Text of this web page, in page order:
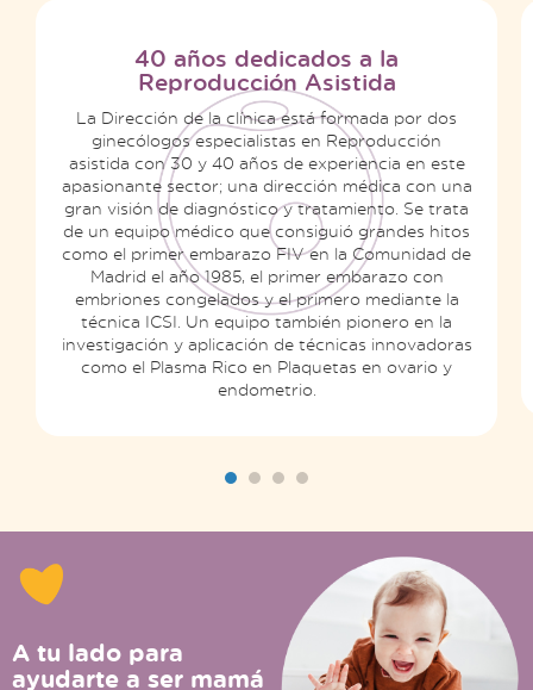
40 años dedicados a la
Reproducción Asistida
La Dirección de la clínica está formada por dos
ginecólogos especialistas en Reproducción
asistida con 30 y 40 años de experiencia en este
apasionante sector; una dirección médica con una
gran visión de diagnóstico y tratamiento. Se trata
de un equipo médico que consiguió grandes hitos
como el primer embarazo FIV en la Comunidad de
Madrid el año 1985, el primer embarazo con
embriones congelados y el primero mediante la
técnica ICSI. Un equipo también pionero en la
investigación y aplicación de técnicas innovadoras
como el Plasma Rico en Plaquetas en ovario y
endometrio.
A tu lado para
ayudarte a ser mamá